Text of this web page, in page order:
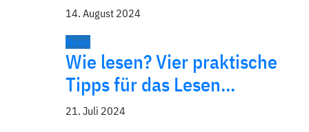
14. August 2024
News
Wie lesen? Vier praktische
Tipps für das Lesen…
21. Juli 2024